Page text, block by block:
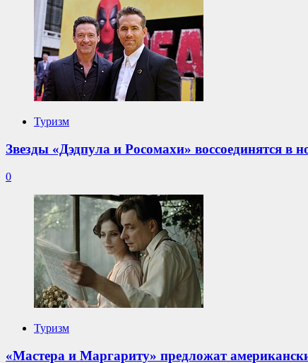
Туризм
Звезды «Дэдпула и Росомахи» воссоединятся в
0
Туризм
«Мастера и Маргариту» предложат